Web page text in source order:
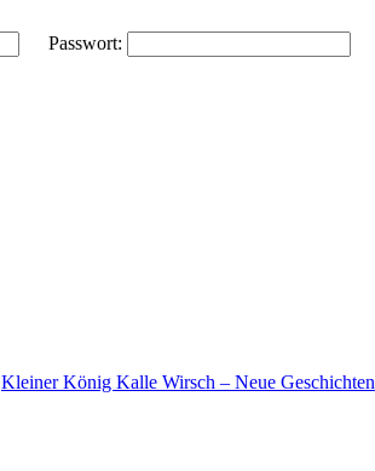
Passwort:
Kleiner König Kalle Wirsch – Neue Geschichten